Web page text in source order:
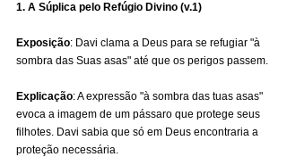
1. A Súplica pelo Refúgio Divino (v.1)
Exposição: Davi clama a Deus para se refugiar "à
sombra das Suas asas" até que os perigos passem.
Explicação: A expressão "à sombra das tuas asas"
evoca a imagem de um pássaro que protege seus
filhotes. Davi sabia que só em Deus encontraria a
proteção necessária.